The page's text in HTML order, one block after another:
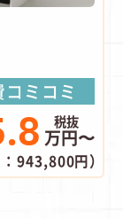
コミコミ
万円〜
：943,800円）